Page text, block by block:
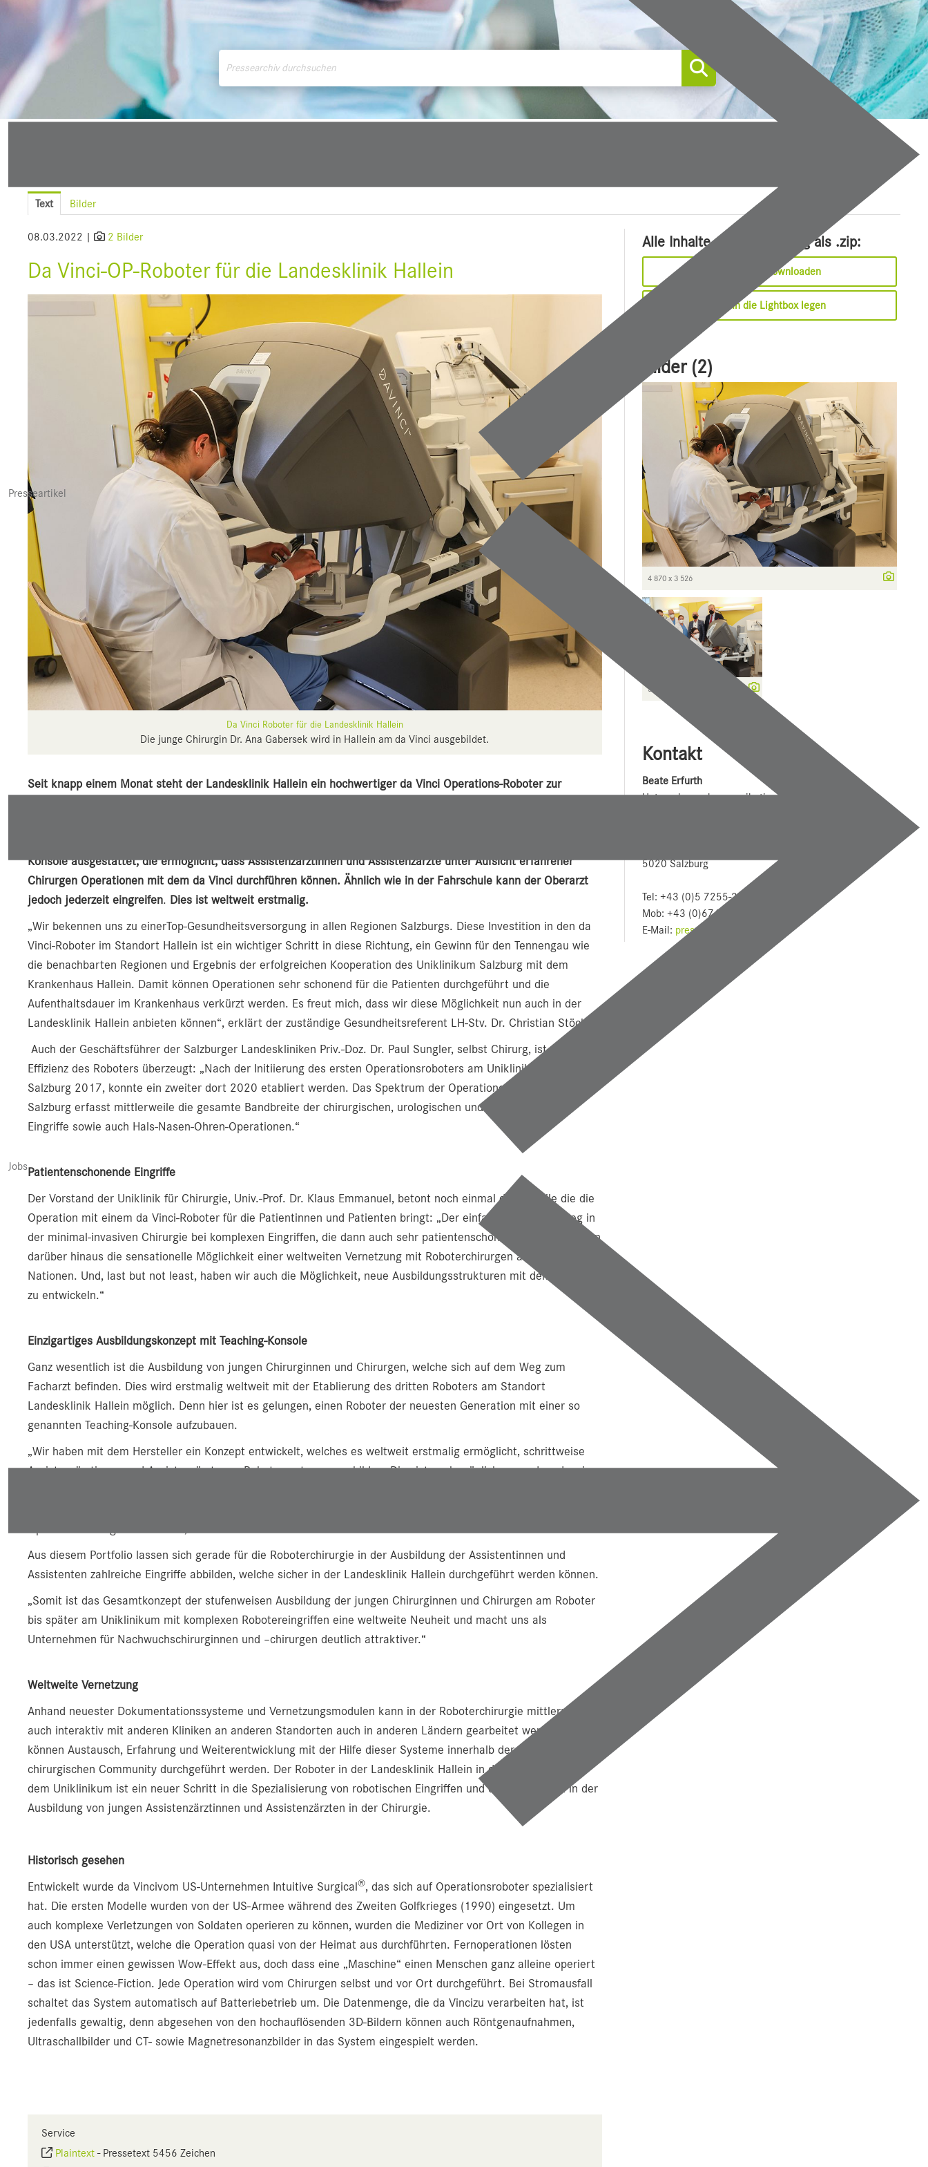
Presseartikel
Jobs
Text Bilder
08.03.2022 | 2 Bilder
Da Vinci-OP-Roboter für die Landesklinik Hallein
Da Vinci Roboter für die Landesklinik Hallein
Die junge Chirurgin Dr. Ana Gabersek wird in Hallein am da Vinci ausgebildet.
Seit knapp einem Monat steht der Landesklinik Hallein ein hochwertiger da Vinci Operations-Roboter zur
Konsole ausgestattet, die ermöglicht, dass Assistenzärztinnen und Assistenzärzte unter Aufsicht erfahrener
Chirurgen Operationen mit dem da Vinci durchführen können. Ähnlich wie in der Fahrschule kann der Oberarzt
jedoch jederzeit eingreifen. Dies ist weltweit erstmalig.
„Wir bekennen uns zu einerTop-Gesundheitsversorgung in allen Regionen Salzburgs. Diese Investition in den da
Vinci-Roboter im Standort Hallein ist ein wichtiger Schritt in diese Richtung, ein Gewinn für den Tennengau wie
die benachbarten Regionen und Ergebnis der erfolgreichen Kooperation des Uniklinikum Salzburg mit dem
Krankenhaus Hallein. Damit können Operationen sehr schonend für die Patienten durchgeführt und die
Aufenthaltsdauer im Krankenhaus verkürzt werden. Es freut mich, dass wir diese Möglichkeit nun auch in der
Landesklinik Hallein anbieten können“, erklärt der zuständige Gesundheitsreferent LH-Stv. Dr. Christian Stöckl.
Auch der Geschäftsführer der Salzburger Landeskliniken Priv.-Doz. Dr. Paul Sungler, selbst Chirurg, ist von der
Effizienz des Roboters überzeugt: „Nach der Initiierung des ersten Operationsroboters am Uniklinikum in
Salzburg 2017, konnte ein zweiter dort 2020 etabliert werden. Das Spektrum der Operationen am Uniklinikum
Salzburg erfasst mittlerweile die gesamte Bandbreite der chirurgischen, urologischen und gynäkologischen
Eingriffe sowie auch Hals-Nasen-Ohren-Operationen.“
Patientenschonende Eingriffe
Der Vorstand der Uniklinik für Chirurgie, Univ.-Prof. Dr. Klaus Emmanuel, betont noch einmal die Vorteile die die
Operation mit einem da Vinci-Roboter für die Patientinnen und Patienten bringt: „Der einfachere Zugangsweg in
der minimal-invasiven Chirurgie bei komplexen Eingriffen, die dann auch sehr patientenschonend sind. Wir haben
darüber hinaus die sensationelle Möglichkeit einer weltweiten Vernetzung mit Roboterchirurgen anderer
Nationen. Und, last but not least, haben wir auch die Möglichkeit, neue Ausbildungsstrukturen mit dem Roboter
zu entwickeln.“
Einzigartiges Ausbildungskonzept mit Teaching-Konsole
Ganz wesentlich ist die Ausbildung von jungen Chirurginnen und Chirurgen, welche sich auf dem Weg zum
Facharzt befinden. Dies wird erstmalig weltweit mit der Etablierung des dritten Roboters am Standort
Landesklinik Hallein möglich. Denn hier ist es gelungen, einen Roboter der neuesten Generation mit einer so
genannten Teaching-Konsole aufzubauen.
„Wir haben mit dem Hersteller ein Konzept entwickelt, welches es weltweit erstmalig ermöglicht, schrittweise
Assistenzärztinnen und Assistenzärzte am Robotersystem auszubilden. Dies ist auch möglich geworden, da wir
Aus diesem Portfolio lassen sich gerade für die Roboterchirurgie in der Ausbildung der Assistentinnen und
Assistenten zahlreiche Eingriffe abbilden, welche sicher in der Landesklinik Hallein durchgeführt werden können.
„Somit ist das Gesamtkonzept der stufenweisen Ausbildung der jungen Chirurginnen und Chirurgen am Roboter
bis später am Uniklinikum mit komplexen Robotereingriffen eine weltweite Neuheit und macht uns als
Unternehmen für Nachwuchschirurginnen und –chirurgen deutlich attraktiver.“
Weltweite Vernetzung
Anhand neuester Dokumentationssysteme und Vernetzungsmodulen kann in der Roboterchirurgie mittlerweile
auch interaktiv mit anderen Kliniken an anderen Standorten auch in anderen Ländern gearbeitet werden. Somit
können Austausch, Erfahrung und Weiterentwicklung mit der Hilfe dieser Systeme innerhalb der weltweiten
chirurgischen Community durchgeführt werden. Der Roboter in der Landesklinik Hallein in der Vernetzung mit
dem Uniklinikum ist ein neuer Schritt in die Spezialisierung von robotischen Eingriffen und ein Meilenstein in der
Ausbildung von jungen Assistenzärztinnen und Assistenzärzten in der Chirurgie.
Historisch gesehen
Entwickelt wurde da Vincivom US-Unternehmen Intuitive Surgical®, das sich auf Operationsroboter spezialisiert
hat. Die ersten Modelle wurden von der US-Armee während des Zweiten Golfkrieges (1990) eingesetzt. Um
auch komplexe Verletzungen von Soldaten operieren zu können, wurden die Mediziner vor Ort von Kollegen in
den USA unterstützt, welche die Operation quasi von der Heimat aus durchführten. Fernoperationen lösten
schon immer einen gewissen Wow-Effekt aus, doch dass eine „Maschine“ einen Menschen ganz alleine operiert
– das ist Science-Fiction. Jede Operation wird vom Chirurgen selbst und vor Ort durchgeführt. Bei Stromausfall
schaltet das System automatisch auf Batteriebetrieb um. Die Datenmenge, die da Vincizu verarbeiten hat, ist
jedenfalls gewaltig, denn abgesehen von den hochauflösenden 3D-Bildern können auch Röntgenaufnahmen,
Ultraschallbilder und CT- sowie Magnetresonanzbilder in das System eingespielt werden.
Service
Plaintext - Pressetext 5456 Zeichen
Alle Inhalte dieser Meldung als .zip:
Sofort downloaden
In die Lightbox legen
Bilder (2)
4 870 x 3 526
5 472 x 3 648
Kontakt
Beate Erfurth
Unternehmens­kommunikation und Marketing
5020 Salzburg
Tel: +43 (0)5 7255-20013
Mob: +43 (0)676 8997 20013
E-Mail: presse@salk.at